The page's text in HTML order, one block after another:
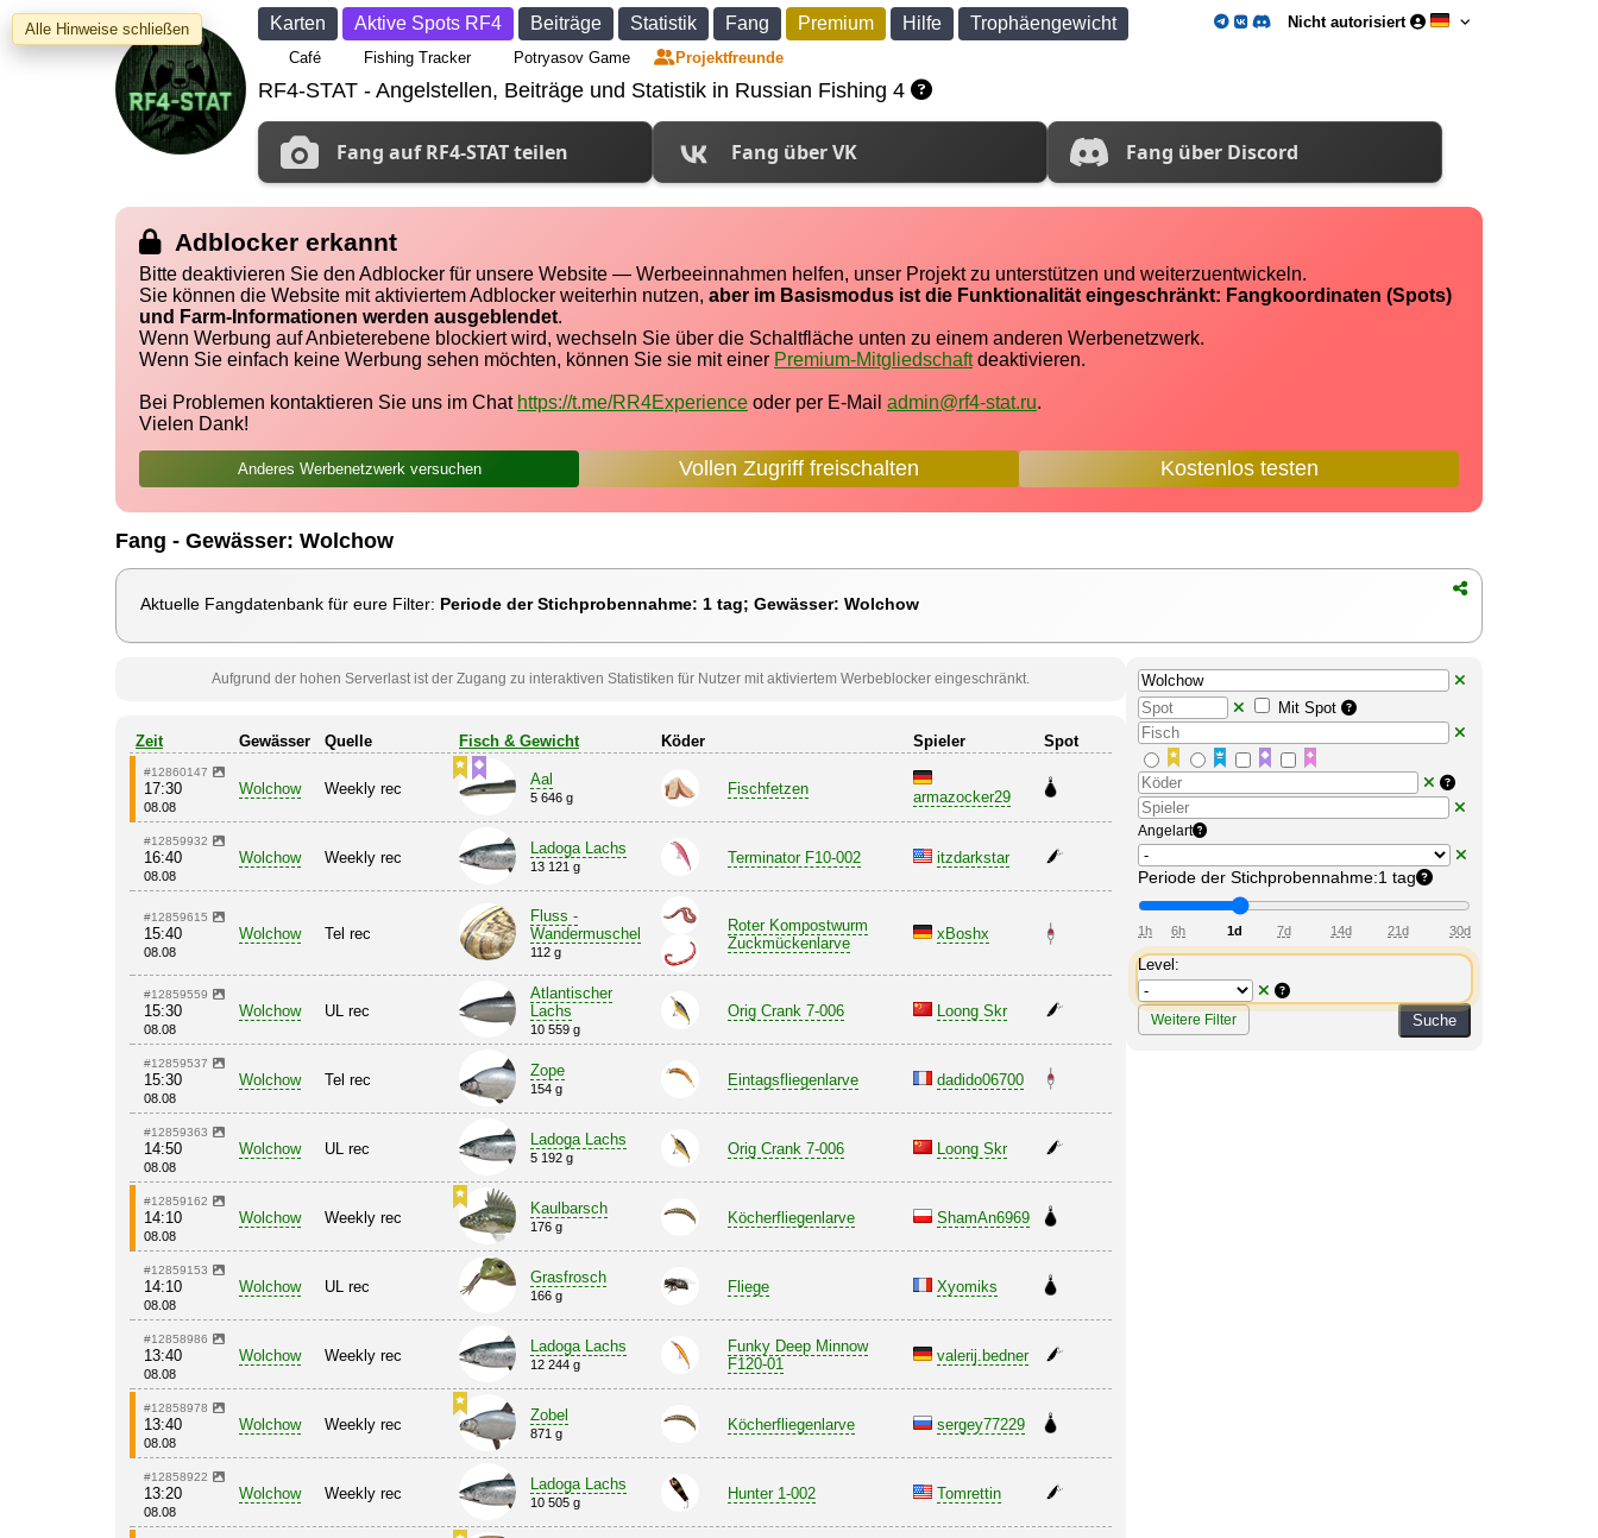
Karten Aktive Spots RF4 Beiträge Statistik Fang Premium Hilfe Trophäengewicht
Café Fishing Tracker Potryasov Game Projektfreunde
Nicht autorisiert
RF4-STAT - Angelstellen, Beiträge und Statistik in Russian Fishing 4
Fang auf RF4-STAT teilen Fang über VK Fang über Discord
Alle Hinweise schließen
Adblocker erkannt
Bitte deaktivieren Sie den Adblocker für unsere Website — Werbeeinnahmen helfen, unser Projekt zu unterstützen und weiterzuentwickeln.
Sie können die Website mit aktiviertem Adblocker weiterhin nutzen, aber im Basismodus ist die Funktionalität eingeschränkt: Fangkoordinaten (Spots)
und Farm-Informationen werden ausgeblendet.
Wenn Werbung auf Anbieterebene blockiert wird, wechseln Sie über die Schaltfläche unten zu einem anderen Werbenetzwerk.
Wenn Sie einfach keine Werbung sehen möchten, können Sie sie mit einer Premium-Mitgliedschaftdeaktivieren.
Bei Problemen kontaktieren Sie uns im Chat https://t.me/RR4Experience oder per E-Mail admin@rf4-stat.ru.
Vielen Dank!
Anderes Werbenetzwerk versuchen Vollen Zugriff freischalten Kostenlos testen
Fang - Gewässer: Wolchow
Aktuelle Fangdatenbank für eure Filter: Periode der Stichprobennahme: 1 tag; Gewässer: Wolchow
Aufgrund der hohen Serverlast ist der Zugang zu interaktiven Statistiken für Nutzer mit aktiviertem Werbeblocker eingeschränkt.
Zeit Gewässer Quelle Fisch & Gewicht Köder Spieler Spot
#12860147
17:30
08.08
Wolchow Weekly rec
Aal
5 646 g Fischfetzen armazocker29
#12859932
16:40
08.08
Wolchow Weekly rec
Ladoga Lachs
13 121 g Terminator F10-002 itzdarkstar
#12859615
15:40
08.08
Wolchow Tel rec
Fluss -
Wandermuschel
112 g
Roter Kompostwurm
Zuckmückenlarve
xBoshx
#12859559
15:30
08.08
Wolchow UL rec
Atlantischer
Lachs
10 559 g
Orig Crank 7-006 Loong Skr
#12859537
15:30
08.08
Wolchow Tel rec
Zope
154 g Eintagsfliegenlarve dadido06700
#12859363
14:50
08.08
Wolchow UL rec
Ladoga Lachs
5 192 g Orig Crank 7-006 Loong Skr
#12859162
14:10
08.08
Wolchow Weekly rec
Kaulbarsch
176 g Köcherfliegenlarve ShamAn6969
#12859153
14:10
08.08
Wolchow UL rec
Grasfrosch
166 g Fliege Xyomiks
#12858986
13:40
08.08
Wolchow Weekly rec
Ladoga Lachs
12 244 g
Funky Deep Minnow
F120-01
valerij.bedner
#12858978
13:40
08.08
Wolchow Weekly rec
Zobel
871 g Köcherfliegenlarve sergey77229
#12858922
13:20
08.08
Wolchow Weekly rec
Ladoga Lachs
10 505 g Hunter 1-002 Tomrettin
Mit Spot
Angelart
Periode der Stichprobennahme:1 tag
1h 6h 1d 7d 14d 21d 30d
Level:
Weitere Filter Suche